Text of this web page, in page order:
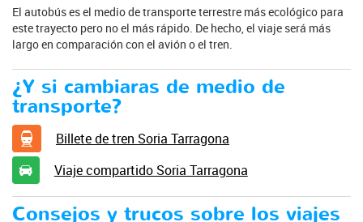
El autobús es el medio de transporte terrestre más ecológico para
este trayecto pero no el más rápido. De hecho, el viaje será más
largo en comparación con el avión o el tren.
¿Y si cambiaras de medio de
transporte?
Billete de tren Soria Tarragona
Viaje compartido Soria Tarragona
Consejos y trucos sobre los viajes